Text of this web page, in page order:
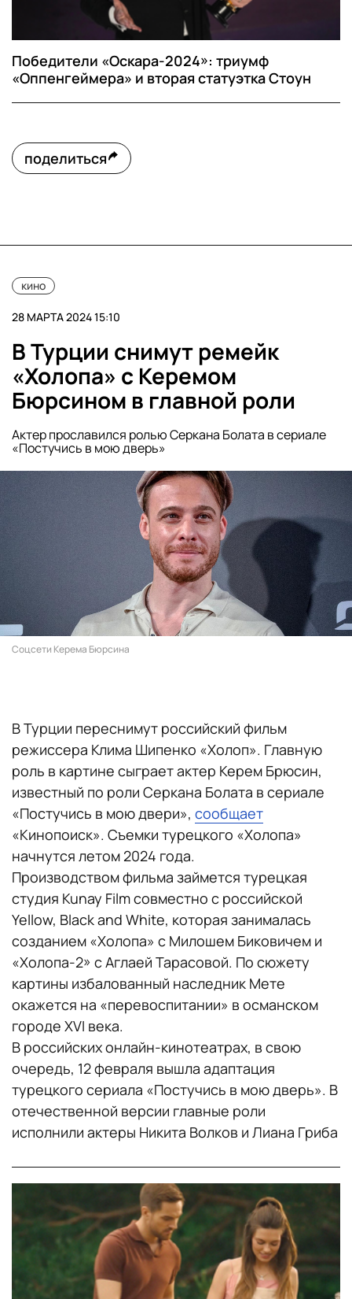
Победители «Оскара-2024»: триумф
«Оппенгеймера» и вторая статуэтка Стоун
поделиться
кино
28 МАРТА 2024 15:10
В Турции снимут ремейк
«Холопа» с Керемом
Бюрсином в главной роли
Актер прославился ролью Серкана Болата в сериале
«Постучись в мою дверь»
Соцсети Керема Бюрсина
В Турции переснимут российский фильм
режиссера Клима Шипенко «Холоп». Главную
роль в картине сыграет актер Керем Брюсин,
известный по роли Серкана Болата в сериале
«Постучись в мою двери», сообщает
«Кинопоиск». Съемки турецкого «Холопа»
начнутся летом 2024 года.
Производством фильма займется турецкая
студия Kunay Film совместно с российской
Yellow, Black and White, которая занималась
созданием «Холопа» с Милошем Биковичем и
«Холопа-2» с Аглаей Тарасовой. По сюжету
картины избалованный наследник Мете
окажется на «перевоспитании» в османском
городе XVI века.
В российских онлайн-кинотеатрах, в свою
очередь, 12 февраля вышла адаптация
турецкого сериала «Постучись в мою дверь». В
отечественной версии главные роли
исполнили актеры Никита Волков и Лиана Гриба